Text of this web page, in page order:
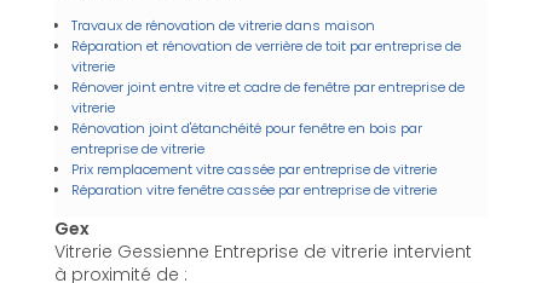
Travaux de rénovation de vitrerie dans maison
Réparation et rénovation de verrière de toit par entreprise de
vitrerie
Rénover joint entre vitre et cadre de fenêtre par entreprise de
vitrerie
Rénovation joint d'étanchéité pour fenêtre en bois par
entreprise de vitrerie
Prix remplacement vitre cassée par entreprise de vitrerie
Réparation vitre fenêtre cassée par entreprise de vitrerie
Gex
Vitrerie Gessienne Entreprise de vitrerie intervient
à proximité de :